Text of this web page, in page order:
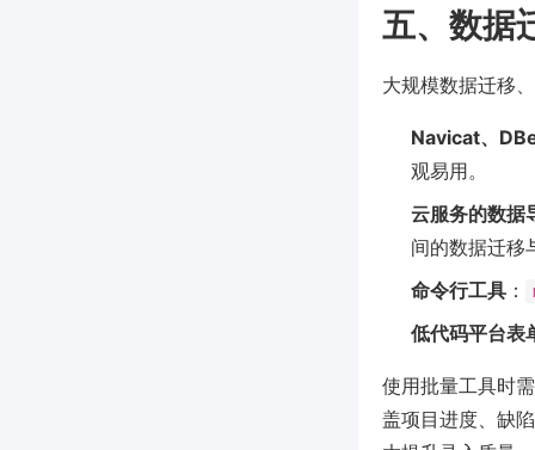
五、数据
大规模数据迁移
Navicat、
观易用。
云服务的数据
间的数据迁移
命令行工具 ：
低代码平台表
使用批量工具时
盖项目进度、缺